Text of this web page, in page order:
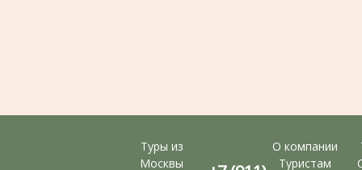
О компании
Туристам
Туры из
Москвы